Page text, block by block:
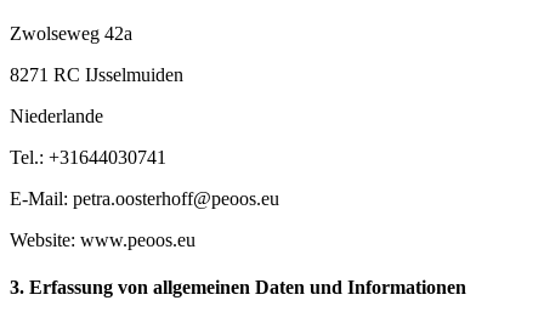
Zwolseweg 42a
8271 RC IJsselmuiden
Niederlande
Tel.: +31644030741
E-Mail: petra.oosterhoff@peoos.eu
Website: www.peoos.eu
3. Erfassung von allgemeinen Daten und Informationen